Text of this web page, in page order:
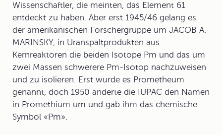
Wissenschaftler, die meinten, das Element 61
entdeckt zu haben. Aber erst 1945/46 gelang es
der amerikanischen Forschergruppe um JACOB A.
MARINSKY, in Uranspaltprodukten aus
Kernreaktoren die beiden Isotope Pm und das um
zwei Massen schwerere Pm-Isotop nachzuweisen
und zu isolieren. Erst wurde es Prometheum
genannt, doch 1950 änderte die IUPAC den Namen
in Promethium um und gab ihm das chemische
Symbol «Pm».